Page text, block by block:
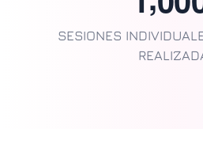
SESIONES